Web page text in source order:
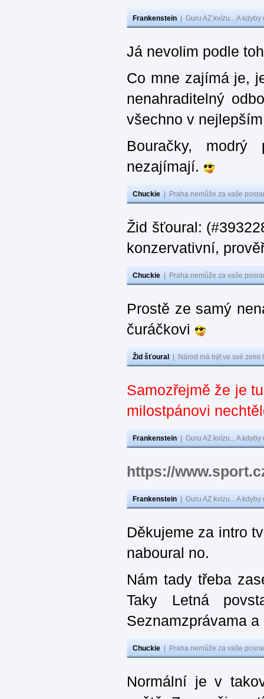
Frankenstein Guru AZ kvízu... A
Já nevolim podle
Co mne zajímá je,
nenahraditelný
všechno v
Bouračky,
nezajímají.
Chuckie Praha nemůže za vaše
Žid šťoural:
konzervativní,
Chuckie Praha nemůže za vaše
Prostě ze samý
čuráčkovi
Žid šťoural Národ má být ve své
Samozřejmě že je
milostpánovi
Frankenstein Guru AZ kvízu... A
https://
Frankenstein Guru AZ kvízu... A
Děkujeme za intro
naboural no.
Nám tady třeba
Taky Letná
Seznamzprávama
Chuckie Praha nemůže za vaše
Normální je v